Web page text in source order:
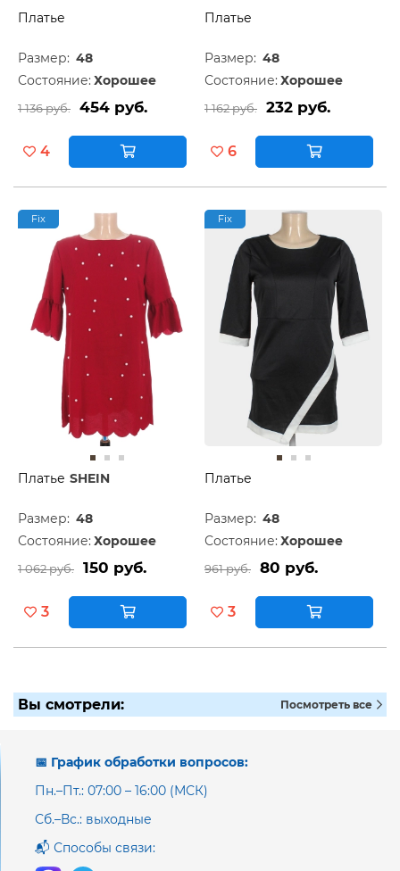
Платье
Размер: 48
Состояние: Хорошее
1 136 руб. 454 руб.
4
Платье
Размер: 48
Состояние: Хорошее
1 162 руб. 232 руб.
6
Fix
Платье SHEIN
Размер: 48
Состояние: Хорошее
1 062 руб. 150 руб.
3
Fix
Платье
Размер: 48
Состояние: Хорошее
961 руб. 80 руб.
3
Вы смотрели: Посмотреть все
📅 График обработки вопросов:
Пн.–Пт.: 07:00 – 16:00 (МСК)
Сб.–Вс.: выходные
📬 Способы связи: